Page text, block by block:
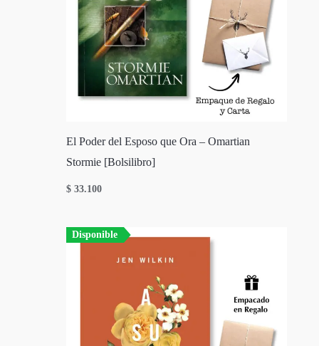
El Poder del Esposo que Ora – Omartian
Stormie [Bolsilibro]
$ 33.100
Disponible